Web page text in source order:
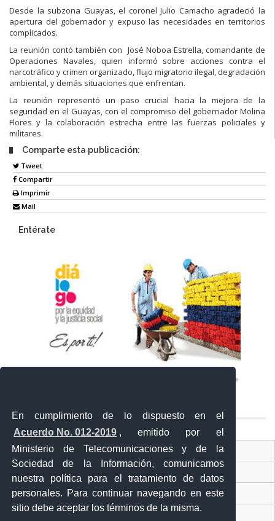
En cumplimiento de lo dispuesto en el
Acuerdo No. 012-2019 , emitido por el
Ministerio de Telecomunicaciones y de la
Sociedad de la Información, comunicamos
nuestra política para el tratamiento de datos
personales. Para continuar navegando en este
sitio debe aceptar los términos de la misma.
Desde la subzona Guayas, el coronel Julio Camacho agradeció la
apertura del gobernador y expuso las necesidades en territorios
complicados.
La reunión contó también con José Noboa Estrella, comandante de
Operaciones Navales, quien informó sobre acciones contra el
narcotráfico y crimen organizado, flujo migratorio ilegal, degradación
ambiental, y demás situaciones que enfrentan.
La reunión representó un paso crucial hacia la mejora de la
seguridad en el Guayas, con el compromiso del gobernador Molina
Flores y la colaboración estrecha entre las fuerzas policiales y
militares.
Comparte esta publicación:
Tweet
Compartir
Imprimir
Mail
Entérate
Ventanilla Única Virtual
Ventanilla Única de Comercio Exterior
Gobierno Abierto
Visor Ciudadano